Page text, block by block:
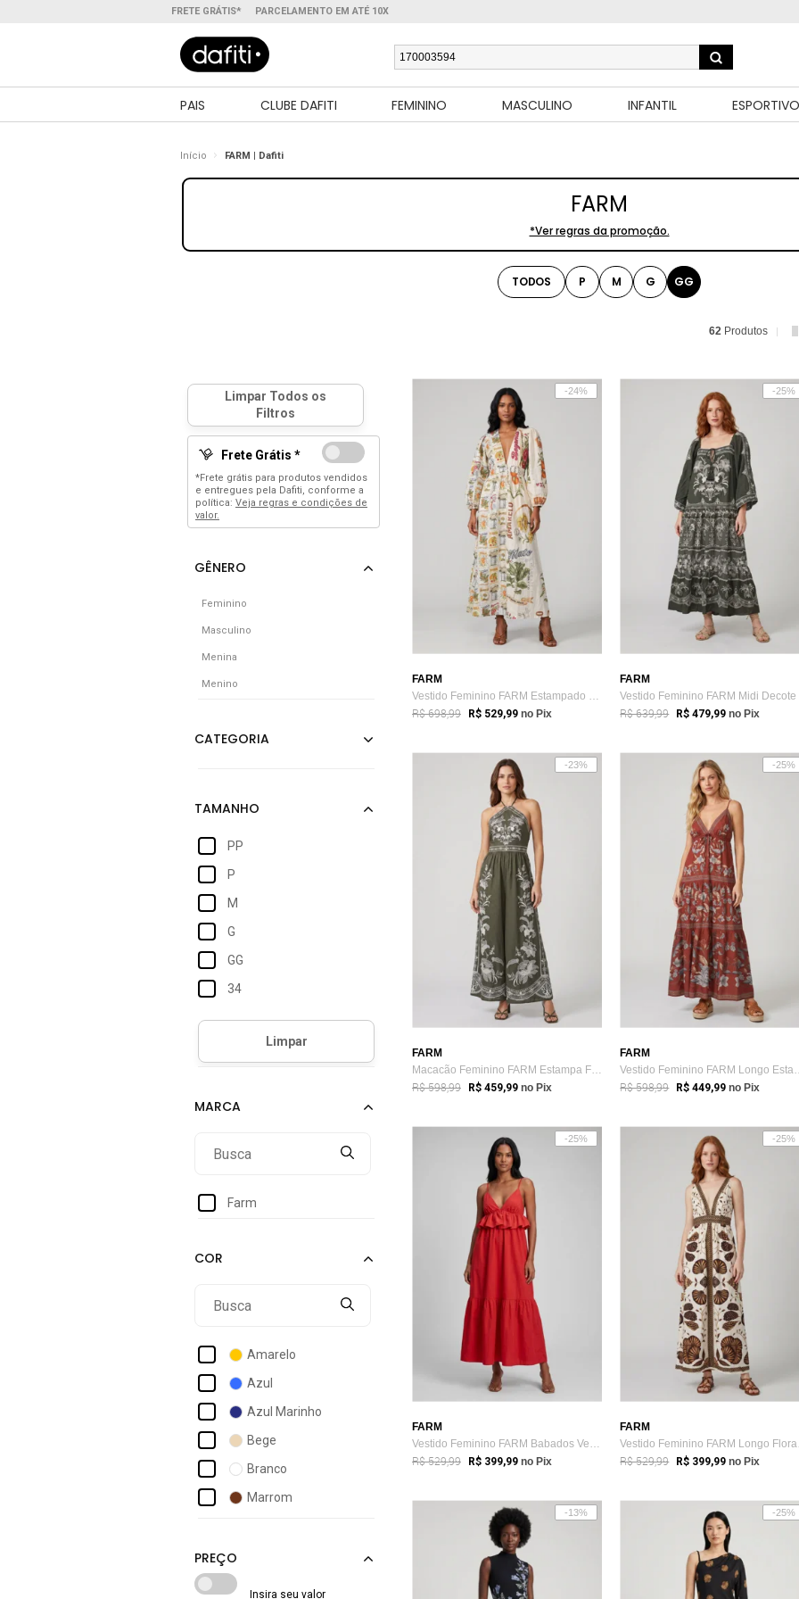
FRETE GRÁTIS* PARCELAMENTO EM ATÉ 10X
PAIS CLUBE DAFITI FEMININO MASCULINO INFANTIL ESPORTIVO
Início FARM | Dafiti
FARM
*Ver regras da promoção.
TODOS P M G GG
62 Produtos
Frete Grátis *
*Frete grátis para produtos vendidos
e entregues pela Dafiti, conforme a
política: Veja regras e condições de
valor.
Feminino
Masculino
Menina
Menino
PP
P
M
G
GG
34
36
Único
Farm
Amarelo
Azul
Azul Marinho
Bege
Branco
Marrom
-24%
FARM
Vestido Feminino FARM Estampado Manga Lo...
R$ 698,99 R$ 529,99 no Pix
-25%
FARM
R$ 639,99 R$ 479,99 no Pix
-23%
FARM
Macacão Feminino FARM Estampa Floral Verde
R$ 598,99 R$ 459,99 no Pix
-25%
FARM
Vestido
R$ 598,99 R$ 449,99 no Pix
-25%
FARM
Vestido Feminino FARM Babados Vermelho
R$ 529,99 R$ 399,99 no Pix
-25%
FARM
R$ 529,99 R$ 399,99 no Pix
-13% -25%